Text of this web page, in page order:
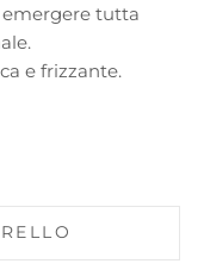
emergere tutta
e frizzante.